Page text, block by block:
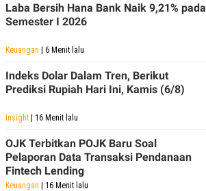
G
K
M
D
A
I
SITEMAP PROFILE
Laba Bersih Hana Bank Naik 9,21% pada
Semester I 2026
Keuangan | 6 Menit lalu
Indeks Dolar Dalam Tren, Berikut
Prediksi Rupiah Hari Ini, Kamis (6/8)
Insight | 16 Menit lalu
OJK Terbitkan POJK Baru Soal
Pelaporan Data Transaksi Pendanaan
Fintech Lending
Keuangan | 16 Menit lalu